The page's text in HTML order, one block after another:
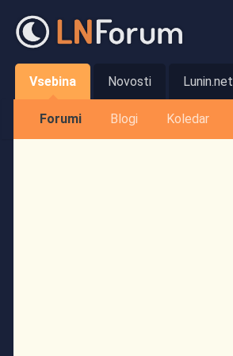
Vsebina
Forumi Blogi Koledar
Novosti Lunin.net